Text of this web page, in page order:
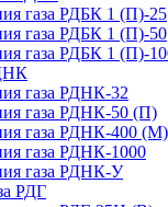
газа РДБК 1 (П)-25
газа РДБК 1 (П)-50
газа РДБК 1 (П)-
газа РДНК-32
газа РДНК-50 (П)
газа РДНК-400 (М)
газа РДНК-1000
газа РДНК-У
РДГ